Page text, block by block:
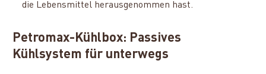
die Lebensmittel herausgenommen hast.
Petromax-Kühlbox: Passives
Kühlsystem für unterwegs